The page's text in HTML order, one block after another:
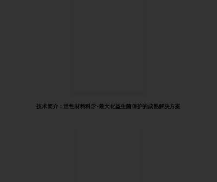
技术简介：活性材料科学-最大化益生菌保护的成熟解决方案